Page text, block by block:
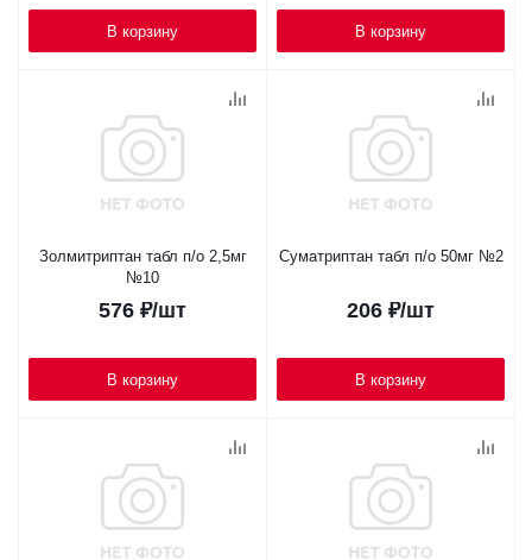
В корзину В корзину
Золмитриптан табл п/о 2,5мг
№10
576 ₽/шт
В корзину
Суматриптан табл п/о 50мг №2
206 ₽/шт
В корзину